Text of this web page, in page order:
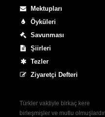
Mektupları
Öyküleri
Savunması
Şiirleri
Tezler
Ziyaretçi Defteri
Türkler vaktiyle birkaç kere
birleşmişler ve mutlu